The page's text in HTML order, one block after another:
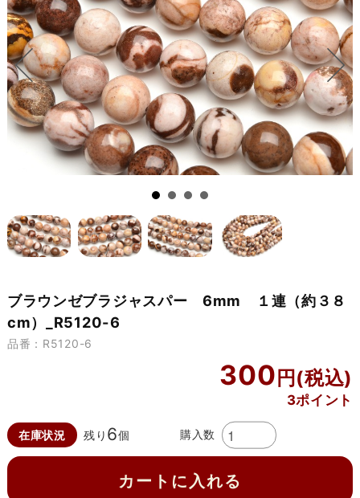
ブラウンゼブラジャスパー 6mm １連（約３８
cm）_R5120-6
品番：R5120-6
300
3ポイント
在庫状況 残り 6個 購入数
カートに入れる